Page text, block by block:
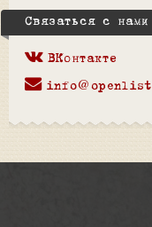
Связаться с нами
ВКонтакте